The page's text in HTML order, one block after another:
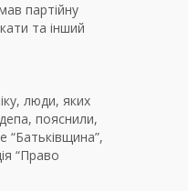
партійну
та інший
люди, яких
пояснили,
“Батьківщина”,
“Право